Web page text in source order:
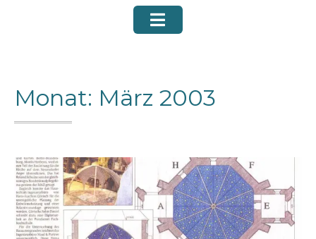
Monat: März 2003